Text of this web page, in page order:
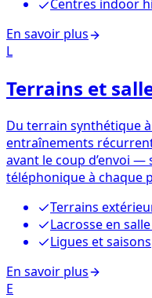
Centres indoor
En savoir plus
L
Terrains et
Du terrain synthétique à
entraînements
avant le coup d’envoi
téléphonique à chaque
Terrains
Lacrosse en
Ligues et saisons
En savoir plus
E